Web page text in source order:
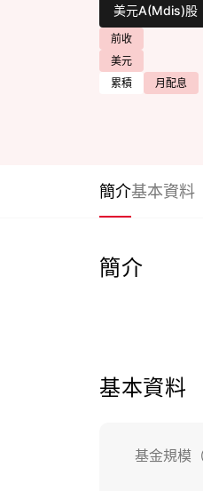
前收
美元
累積
月配息
簡介基本資料
簡介
基本資料
基金規模